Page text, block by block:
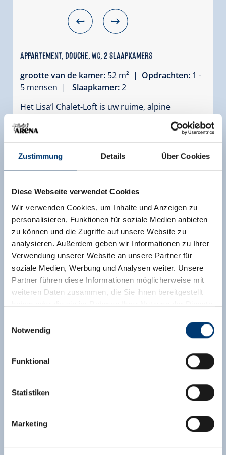
Zustimmung Details Über Cookies
Diese Webseite verwendet Cookies
Wir verwenden Cookies, um Inhalte und Anzeigen zu
personalisieren, Funktionen für soziale Medien anbieten
zu können und die Zugriffe auf unsere Website zu
analysieren. Außerdem geben wir Informationen zu Ihrer
Verwendung unserer Website an unsere Partner für
soziale Medien, Werbung und Analysen weiter. Unsere
Partner führen diese Informationen möglicherweise mit
weiteren Daten zusammen, die Sie ihnen bereitgestellt
Rohr 23// A-6280 Zell am Ziller
www.zillertalarena.com
Notwendig
Funktional
Statistiken
Marketing
Appartement, douche, WC, 2 slaapkamers
grootte van de kamer: 52 m² | Opdrachten: 1 -
5 mensen |
Slaapkamer:2
Het Lisa’l Chalet-Loft is uw ruime, alpine
toevluchtsoord in het hart van het Zillertal. Op
52 m² verenigt dit bijzondere appartement de
gezellige chalet-sfeer met modern wooncomfort
- perfect voor gezinnen of vrienden die ruimte,
stijl en sfeer waarderen.
Uitrusting
Beschikbaarheidskalender
Appartement, douche, WC, 2 slaapkamers